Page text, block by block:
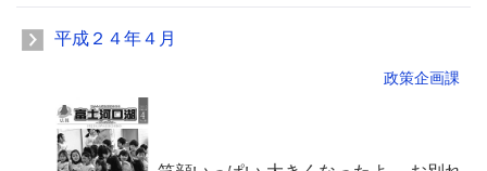
平成２４年４月
政策企画課